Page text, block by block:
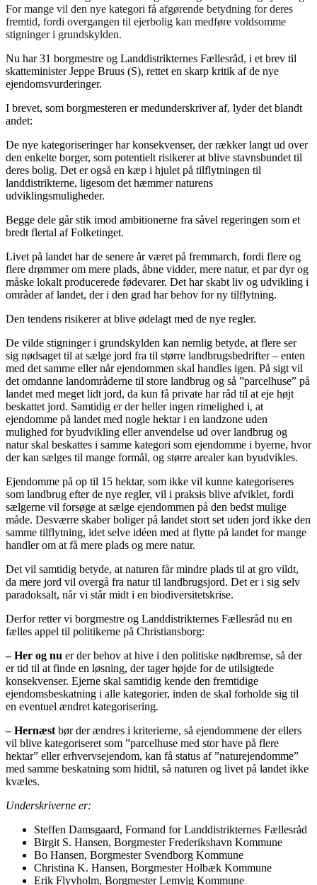
For mange vil den nye kategori få afgørende betydning for deres
fremtid, fordi overgangen til ejerbolig kan medføre voldsomme
stigninger i grundskylden.
Nu har 31 borgmestre og Landdistrikternes Fællesråd, i et brev til
skatteminister Jeppe Bruus (S), rettet en skarp kritik af de nye
ejendomsvurderinger.
I brevet, som borgmesteren er medunderskriver af, lyder det blandt
andet:
De nye kategoriseringer har konsekvenser, der rækker langt ud over
den enkelte borger, som potentielt risikerer at blive stavnsbundet til
deres bolig. Det er også en kæp i hjulet på tilflytningen til
landdistrikterne, ligesom det hæmmer naturens
udviklingsmuligheder.
Begge dele går stik imod ambitionerne fra såvel regeringen som et
bredt flertal af Folketinget.
Livet på landet har de senere år været på fremmarch, fordi flere og
flere drømmer om mere plads, åbne vidder, mere natur, et par dyr og
måske lokalt producerede fødevarer. Det har skabt liv og udvikling i
områder af landet, der i den grad har behov for ny tilflytning.
Den tendens risikerer at blive ødelagt med de nye regler.
De vilde stigninger i grundskylden kan nemlig betyde, at flere ser
sig nødsaget til at sælge jord fra til større landbrugsbedrifter – enten
med det samme eller når ejendommen skal handles igen. På sigt vil
det omdanne landområderne til store landbrug og så ”parcelhuse” på
landet med meget lidt jord, da kun få private har råd til at eje højt
beskattet jord. Samtidig er der heller ingen rimelighed i, at
ejendomme på landet med nogle hektar i en landzone uden
mulighed for byudvikling eller anvendelse ud over landbrug og
natur skal beskattes i samme kategori som ejendomme i byerne, hvor
der kan sælges til mange formål, og større arealer kan byudvikles.
Ejendomme på op til 15 hektar, som ikke vil kunne kategoriseres
som landbrug efter de nye regler, vil i praksis blive afviklet, fordi
sælgerne vil forsøge at sælge ejendommen på den bedst mulige
måde. Desværre skaber boliger på landet stort set uden jord ikke den
samme tilflytning, idet selve idéen med at flytte på landet for mange
handler om at få mere plads og mere natur.
Det vil samtidig betyde, at naturen får mindre plads til at gro vildt,
da mere jord vil overgå fra natur til landbrugsjord. Det er i sig selv
paradoksalt, når vi står midt i en biodiversitetskrise.
Derfor retter vi borgmestre og Landdistrikternes Fællesråd nu en
fælles appel til politikerne på Christiansborg:
– Her og nu er der behov at hive i den politiske nødbremse, så der
er tid til at finde en løsning, der tager højde for de utilsigtede
konsekvenser. Ejerne skal samtidig kende den fremtidige
ejendomsbeskatning i alle kategorier, inden de skal forholde sig til
en eventuel ændret kategorisering.
– Hernæst bør der ændres i kriterierne, så ejendommene der ellers
vil blive kategoriseret som ”parcelhuse med stor have på flere
hektar” eller erhvervsejendom, kan få status af ”naturejendomme”
med samme beskatning som hidtil, så naturen og livet på landet ikke
kvæles.
Underskriverne er:
Steffen Damsgaard, Formand for Landdistrikternes Fællesråd
Birgit S. Hansen, Borgmester Frederikshavn Kommune
Bo Hansen, Borgmester Svendborg Kommune
Christina K. Hansen, Borgmester Holbæk Kommune
Erik Flyvholm, Borgmester Lemvig Kommune